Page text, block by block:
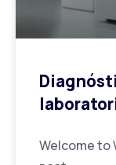
Welcome to